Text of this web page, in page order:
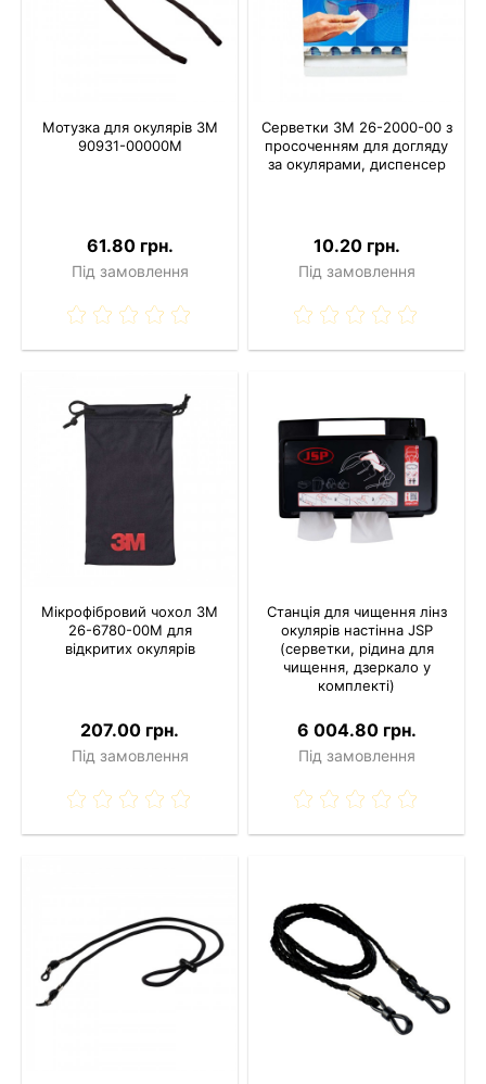
Мотузка для окулярів 3M
90931-00000M
61.80 грн.
Під замовлення
Серветки 3M 26-2000-00 з
просоченням для догляду
за окулярами, диспенсер
10.20 грн.
Під замовлення
Мікрофібровий чохол 3M
26-6780-00M для
відкритих окулярів
207.00 грн.
Під замовлення
Станція для чищення лінз
окулярів настінна JSP
(серветки, рідина для
чищення, дзеркало у
комплекті)
6 004.80 грн.
Під замовлення